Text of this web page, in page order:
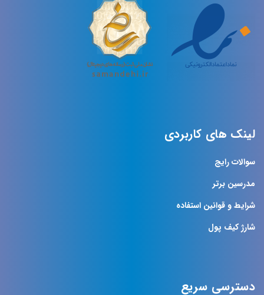
لینک های کاربردی
سوالات رایج
مدرسین برتر
شرایط و قوانین استفاده
شارژ کیف پول
دسترسی سریع